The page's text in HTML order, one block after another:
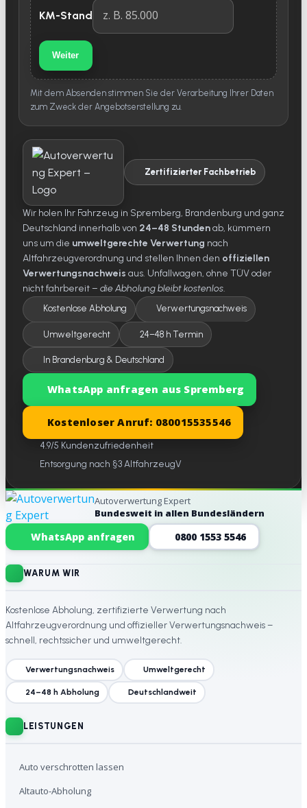
KM-Stand
Weiter
Mit dem Absenden stimmen Sie der Verarbeitung Ihrer Daten
zum Zweck der Angebotserstellung zu.
Zertifizierter Fachbetrieb
Wir holen Ihr Fahrzeug in Spremberg, Brandenburg und ganz
Deutschland innerhalb von 24–48 Stundenab, kümmern
uns um die umweltgerechte Verwertung nach
Altfahrzeugverordnung und stellen Ihnen den offiziellen
Verwertungsnachweis aus. Unfallwagen, ohne TÜV oder
nicht fahrbereit – die Abholung bleibt kostenlos.
Kostenlose Abholung Verwertungsnachweis
Umweltgerecht 24–48 h Termin
In Brandenburg & Deutschland
WhatsApp anfragen aus Spremberg
Kostenloser Anruf: 080015535546
4.9/5 Kundenzufriedenheit
Entsorgung nach §3 AltfahrzeugV
Website-Footer
Autoverwertung Expert
Bundesweit in allen Bundesländern
WhatsApp anfragen 0800 1553 5546
WARUM WIR
Kostenlose Abholung, zertifizierte Verwertung nach
Altfahrzeugverordnung und offizieller Verwertungsnachweis –
schnell, rechtssicher und umweltgerecht.
Verwertungsnachweis Umweltgerecht
24–48 h Abholung Deutschlandweit
LEISTUNGEN
Auto verschrotten lassen
Altauto-Abholung